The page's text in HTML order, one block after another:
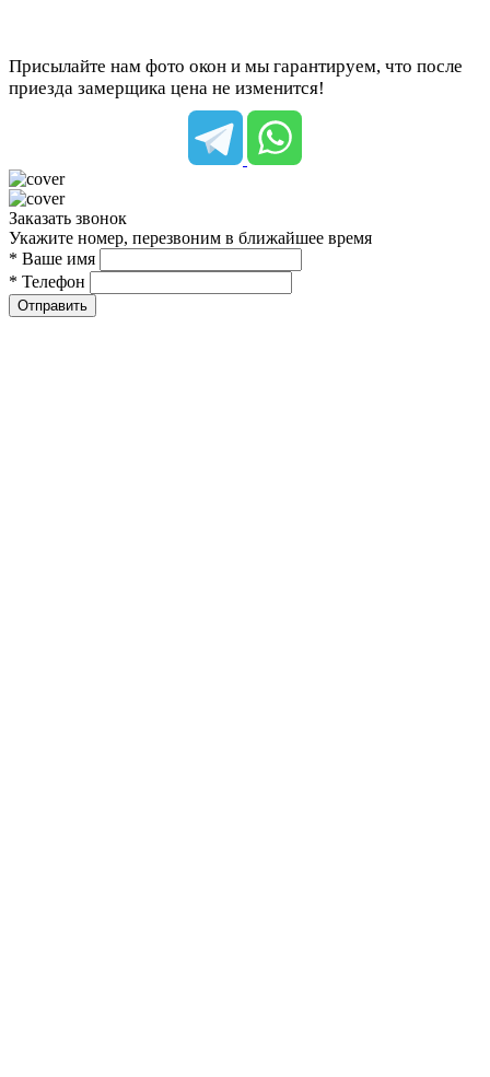
Присылайте нам фото окон и мы гарантируем, что после
приезда замерщика цена не изменится!
Заказать звонок
Укажите номер, перезвоним в ближайшее время
* Ваше имя
* Телефон
Отправить